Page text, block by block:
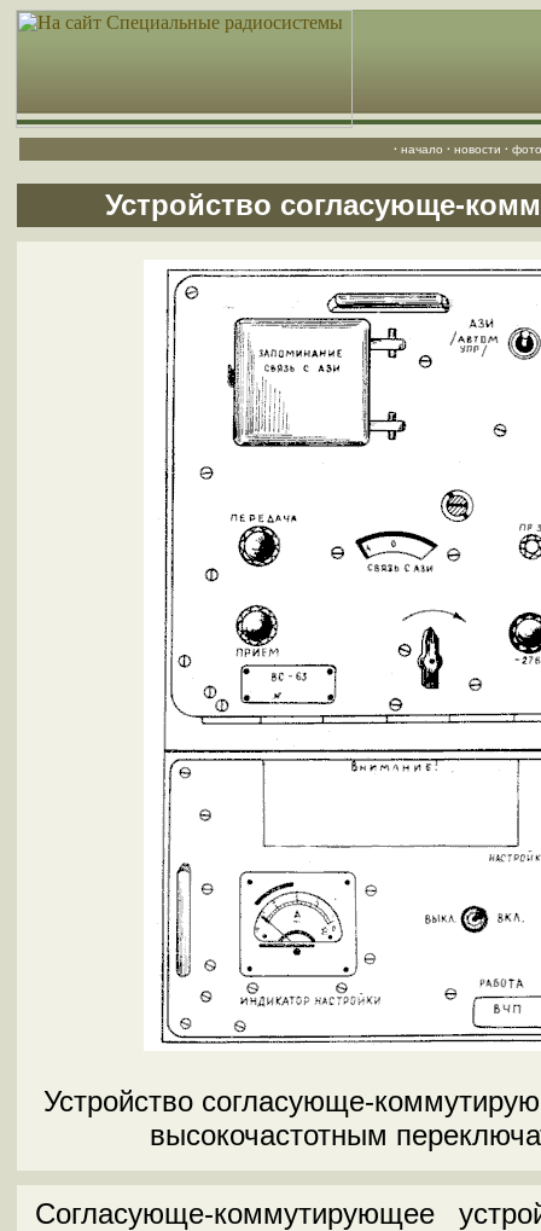
· начало · новости ·
Устройство согласующе-
Устройство согласующе-
высокочастотным
Согласующе-коммутирующее